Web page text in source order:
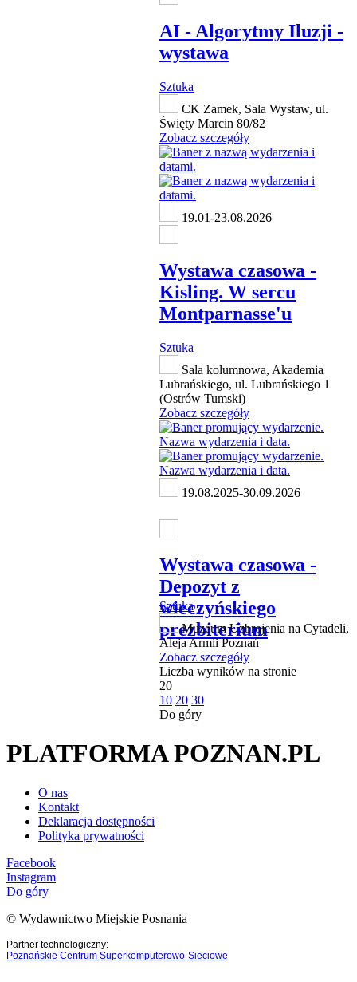
AI - Algorytmy Iluzji -
wystawa
Sztuka
CK Zamek, Sala Wystaw, ul.
Święty Marcin 80/82
Zobacz szczegóły
19.01-23.08.2026
Wystawa czasowa -
Kisling. W sercu
Montparnasse'u
Sztuka
Sala kolumnowa, Akademia
Lubrańskiego, ul. Lubrańskiego 1
(Ostrów Tumski)
Zobacz szczegóły
19.08.2025-30.09.2026
Wystawa czasowa -
Depozyt z
wieczyńskiego
prezbiterium
Sztuka
Muzeum Uzbrojenia na Cytadeli,
Aleja Armii Poznań
Zobacz szczegóły
Liczba wyników na stronie
20
10 20 30
Do góry
PLATFORMA POZNAN.PL
O nas
Kontakt
Deklaracja dostępności
Polityka prywatności
Facebook
Instagram
Do góry
© Wydawnictwo Miejskie Posnania
Partner technologiczny:
Poznańskie Centrum Superkomputerowo-Sieciowe